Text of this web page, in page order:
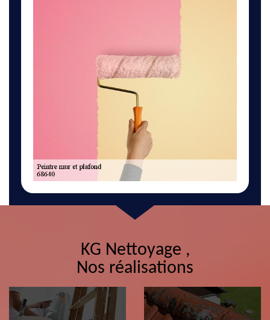
KG Nettoyage ,
Nos réalisations